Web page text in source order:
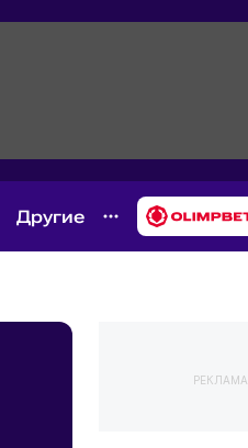
Другие
РЕКЛАМА